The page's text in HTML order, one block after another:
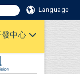
Language
中心